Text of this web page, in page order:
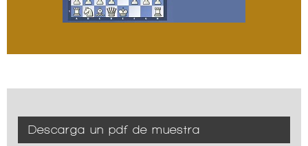
Descarga un pdf de muestra